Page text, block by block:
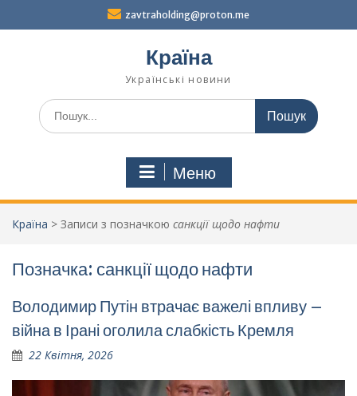
zavtraholding@proton.me
Країна
Українські новини
Шукати:
Меню
Країна > Записи з позначкою санкції щодо нафти
Позначка: санкції щодо нафти
Володимир Путін втрачає важелі впливу –
війна в Ірані оголила слабкість Кремля
22 Квітня, 2026